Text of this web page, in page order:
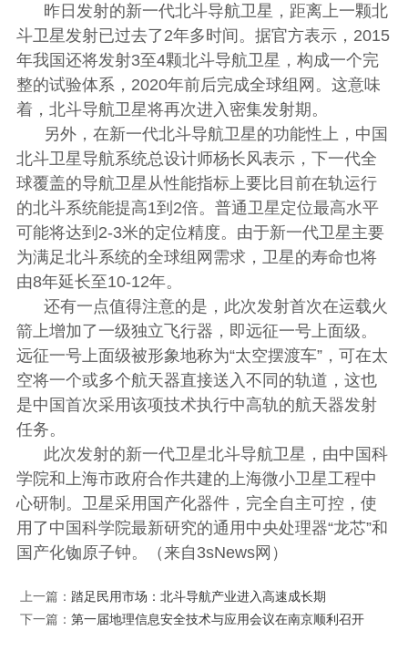
昨日发射的新一代北斗导航卫星，距离上一颗北
斗卫星发射已过去了2年多时间。据官方表示，2015
年我国还将发射3至4颗北斗导航卫星，构成一个完
整的试验体系，2020年前后完成全球组网。这意味
着，北斗导航卫星将再次进入密集发射期。
另外，在新一代北斗导航卫星的功能性上，中国
北斗卫星导航系统总设计师杨长风表示，下一代全
球覆盖的导航卫星从性能指标上要比目前在轨运行
的北斗系统能提高1到2倍。普通卫星定位最高水平
可能将达到2-3米的定位精度。由于新一代卫星主要
为满足北斗系统的全球组网需求，卫星的寿命也将
由8年延长至10-12年。
还有一点值得注意的是，此次发射首次在运载火
箭上增加了一级独立飞行器，即远征一号上面级。
远征一号上面级被形象地称为“太空摆渡车”，可在太
空将一个或多个航天器直接送入不同的轨道，这也
是中国首次采用该项技术执行中高轨的航天器发射
任务。
此次发射的新一代卫星北斗导航卫星，由中国科
学院和上海市政府合作共建的上海微小卫星工程中
心研制。卫星采用国产化器件，完全自主可控，使
用了中国科学院最新研究的通用中央处理器“龙芯”和
国产化铷原子钟。（来自3sNews网）
上一篇： 踏足民用市场：北斗导航产业进入高速成长期
下一篇：第一届地理信息安全技术与应用会议在南京顺利召开